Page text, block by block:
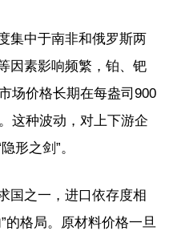
集中于南非和俄罗斯两
因素影响频繁，铂、钯
场价格长期在每盎司900
这种波动，对上下游企
形之剑”。
国之一，进口依存度相
的格局。原材料价格一旦